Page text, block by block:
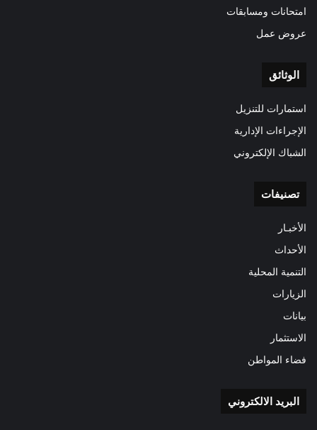
امتحانات ومسابقات
عروض عمل
الوثائق
استمارات للتنزيل
الإجراءات الإدارية
الشباك الإلكتروني
تصنيفات
الأخبـار
الأحداث
التنمية المحلية
الزيارات
بيانات
الاستثمار
فضاء المواطن
البريد الالكتروني